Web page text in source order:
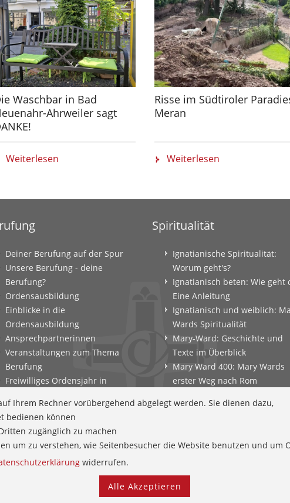
Waschbar in Bad
Ahrweiler sagt
Weiterlesen
Risse im Südtiroler
Meran
Weiterlesen
Deiner Berufung auf der Spur
Unsere Berufung - deine
Berufung?
Ordensausbildung
Einblicke in die
Ordensausbildung
Ansprechpartnerinnen
Veranstaltungen zum Thema
Berufung
Freiwilliges Ordensjahr in
Berufungscoaching und
Berufungsexerzitien
Entscheidungsparcours
Gefährtinnen
Spiritualität
Ignatianische Spiritualität:
Worum geht's?
Ignatianisch beten: Wie geht
Eine Anleitung
Ignatianisch und weiblich:
Wards Spiritualität
Mary-Ward: Geschichte und
Texte im Überblick
Mary Ward 400: Mary Wards
erster Weg nach Rom
Zeitschrift: Spiritualität konkret
Newsletter Schutz und Prävention
Ihrem Rechner vorübergehend abgelegt werden. Sie dienen dazu,
bedienen können
zugänglich zu machen
um zu verstehen, wie Seitenbesucher die Website benutzen und um
widerrufen.
Alle Akzeptieren